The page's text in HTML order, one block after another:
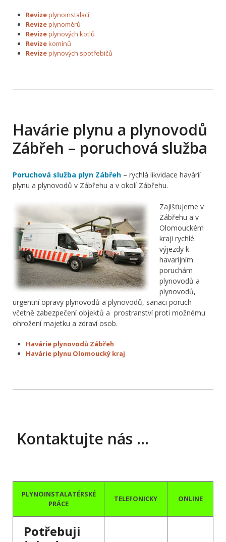
Revizeplynoinstalací
Revizeplynoměrů
Revizeplynových kotlů
Revizekomínů
Revizeplynových spotřebičů
Havárie plynu a plynovodů
Zábřeh – poruchová služba
Poruchová služba plyn Zábřeh – rychlá likvidace havárií
plynu a plynovodů v Zábřehu a v okolí Zábřehu.
Zajišťujeme v
Zábřehu a v
Olomouckém
kraji rychlé
výjezdy k
havarijním
poruchám
plynovodů a
plynovodů,
urgentní opravy plynovodů a plynovodů, sanaci poruch
včetně zabezpečení objektů a prostranství proti možnému
ohrožení majetku a zdraví osob.
Havárie plynovodů Zábřeh
Havárie plynu Olomoucký kraj
Kontaktujte nás …
PLYNOINSTALATÉRSKÉ
PRÁCE
TELEFONICKY ONLINE
Potřebuji